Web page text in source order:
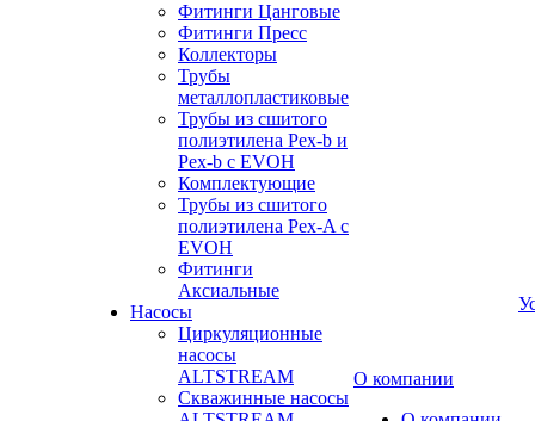
Фитинги Цанговые
Фитинги Пресс
Коллекторы
Трубы
металлопластиковые
Трубы из сшитого
полиэтилена Pex-b и
Pex-b с EVOH
Комплектующие
Трубы из сшитого
полиэтилена Pex-A с
EVOH
Фитинги
Аксиальные
Насосы
Циркуляционные
насосы
ALTSTREAM
Скважинные насосы
О компании